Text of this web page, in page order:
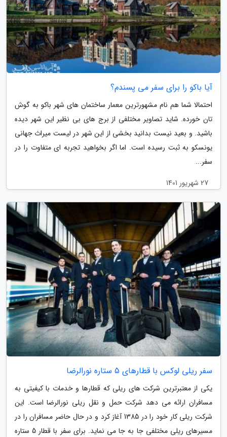
آیا باکو را برای سفر می پسندم؟
احتمالا شما هم نام مشهورترین معمار ساختمان های شهر باکو به گوش
تان خورده. شاید تصاویر مختلفی از برج های بی نظیر این شهر دیده
باشید. و بعید نیست بدانید بخشی از این شهر در لیست میراث جهانی
یونسکو به ثبت رسیده است. اما اگر بخواهید تجربه ای متفاوت را در
سفر...
27 شهریور 1401
سفر ریلی لوکس با قطارهای 5 ستاره نورالرضا
یکی از معتبرترین شرکت های ریلی که قطارها و خدمات با کیفیتی به
مسافران ارائه می دهد شرکت حمل و نقل ریلی نورالرضا است. این
شرکت ریلی کار خود را در 1385 آغاز کرد و در حال حاضر مسافران را در
مسیرهای ریلی مختلفی جا به جا می نماید. برای سفر با قطار 5 ستاره